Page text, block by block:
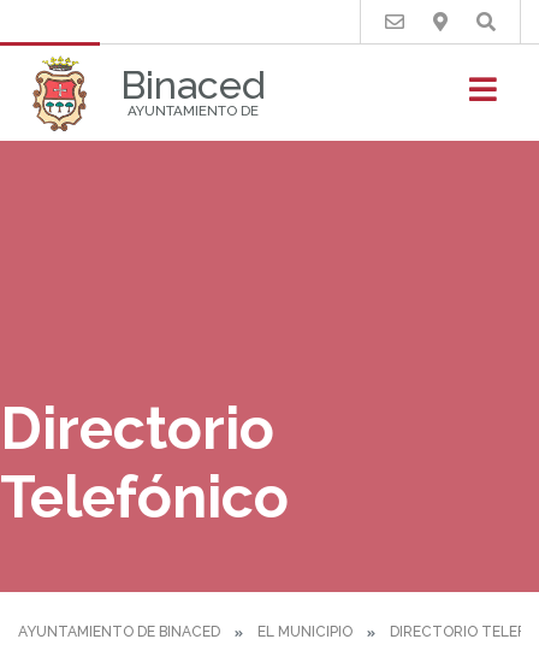
Binaced
AYUNTAMIENTO DE
Buscar
Directorio
Telefónico
AYUNTAMIENTO DE BINACED EL MUNICIPIO DIRECTORIO